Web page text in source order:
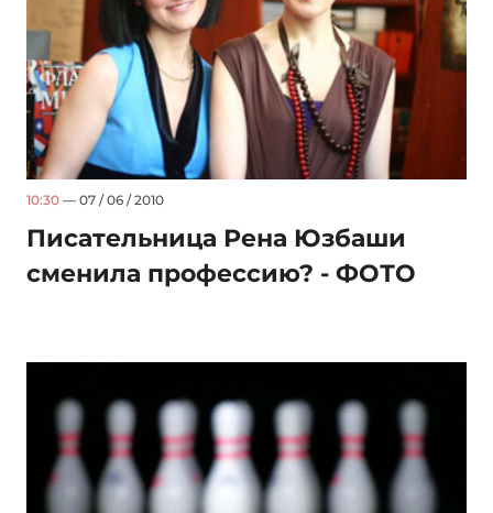
10:30 — 07 / 06 / 2010
Писательница Рена Юзбаши
сменила профессию? - ФОТО